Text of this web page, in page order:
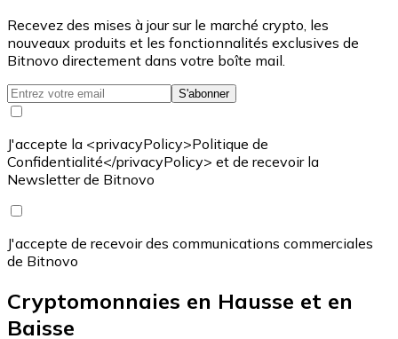
Recevez des mises à jour sur le marché crypto, les
nouveaux produits et les fonctionnalités exclusives de
Bitnovo directement dans votre boîte mail.
S'abonner
J'accepte la <privacyPolicy>Politique de
Confidentialité</privacyPolicy> et de recevoir la
Newsletter de Bitnovo
J'accepte de recevoir des communications commerciales
de Bitnovo
Cryptomonnaies en Hausse et en
Baisse